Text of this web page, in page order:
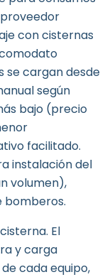
con cisternas
se cargan desde
según
bajo (precio
facilitado.
instalación del
volumen),
bomberos.
El
y carga
cada equipo,